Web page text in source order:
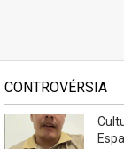
CONTROVÉRSIA